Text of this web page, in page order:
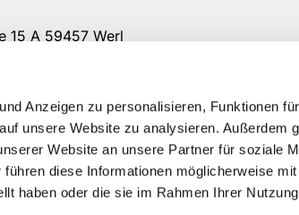
Anzeigen zu personalisieren, Funktionen
unsere Website zu analysieren. Außerdem
Website an unsere Partner für soziale
diese Informationen möglicherweise
haben oder die sie im Rahmen Ihrer
A 59457 Werl